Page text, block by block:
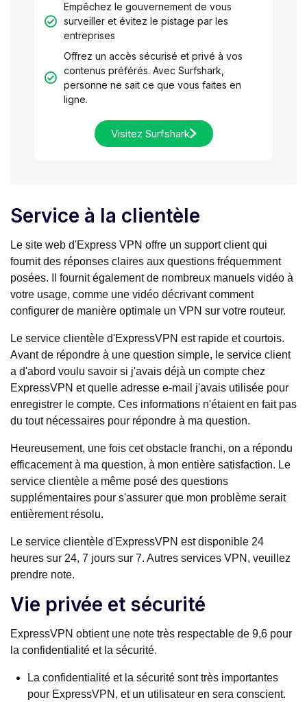
Empêchez le gouvernement de vous
surveiller et évitez le pistage par les
entreprises
Offrez un accès sécurisé et privé à vos
contenus préférés. Avec Surfshark,
personne ne sait ce que vous faites en
ligne.
Visitez Surfshark
Service à la clientèle
Le site web d'Express VPN offre un support client qui
fournit des réponses claires aux questions fréquemment
posées. Il fournit également de nombreux manuels vidéo à
votre usage, comme une vidéo décrivant comment
configurer de manière optimale un VPN sur votre routeur.
Le service clientèle d'ExpressVPN est rapide et courtois.
Avant de répondre à une question simple, le service client
a d'abord voulu savoir si j'avais déjà un compte chez
ExpressVPN et quelle adresse e-mail j'avais utilisée pour
enregistrer le compte. Ces informations n'étaient en fait pas
du tout nécessaires pour répondre à ma question.
Heureusement, une fois cet obstacle franchi, on a répondu
efficacement à ma question, à mon entière satisfaction. Le
service clientèle a même posé des questions
supplémentaires pour s'assurer que mon problème serait
entièrement résolu.
Le service clientèle d'ExpressVPN est disponible 24
heures sur 24, 7 jours sur 7. Autres services VPN, veuillez
prendre note.
Vie privée et sécurité
ExpressVPN obtient une note très respectable de 9,6 pour
la confidentialité et la sécurité.
La confidentialité et la sécurité sont très importantes
pour ExpressVPN, et un utilisateur en sera conscient.